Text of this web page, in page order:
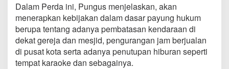
i
s
i
a
t
Dalam Perda ini, Pungus menjelaskan, akan
menerapkan kebijakan dalam dasar payung hukum
berupa tentang adanya pembatasan kendaraan di
dekat gereja dan mesjid, pengurangan jam berjualan
di pusat kota serta adanya penutupan hiburan seperti
tempat karaoke dan sebagainya.